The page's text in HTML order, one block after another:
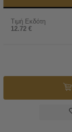
Τιμή Εκδότη
12.72 €